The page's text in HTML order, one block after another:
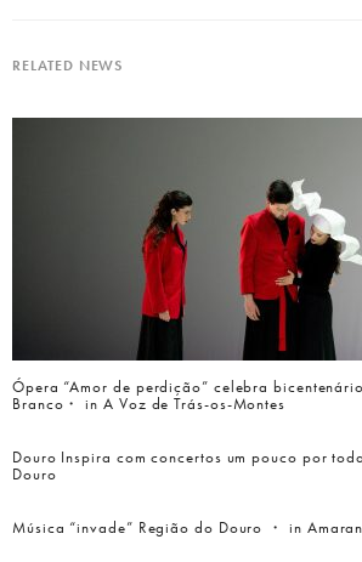
RELATED NEWS
Ópera “Amor de perdição” celebra
Branco・ in A Voz de Trás-os-Montes
Douro Inspira com concertos um pouco por
Douro
Música “invade” Região do Douro ・ in